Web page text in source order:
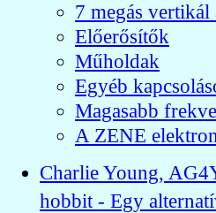
7 megás
Előerősítők
Műholdak
Egyéb
Magasabb
A ZENE
Charlie Young,
hobbit - Egy